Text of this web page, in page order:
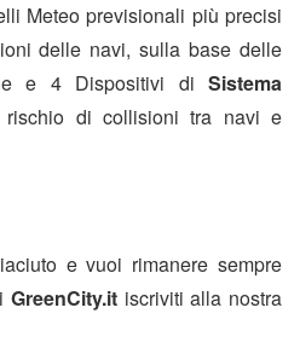
Meteo previsionali più precisi
delle navi, sulla base delle
e 4 Dispositivi di Sistema
di collisioni tra navi e
e vuoi rimanere sempre
GreenCity.itiscriviti alla nostra